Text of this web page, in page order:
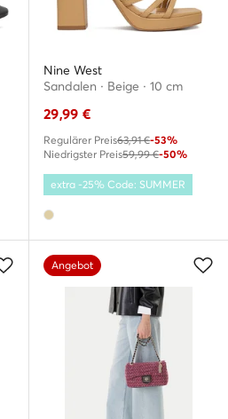
Nine West
Sandalen · Beige · 10 cm
29,99 €
Regulärer Preis63,91 €-53%
Niedrigster Preis59,99 €-50%
extra -25% Code: SUMMER
Angebot